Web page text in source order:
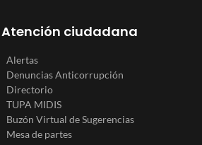
Atención ciudadana
Alertas
Denuncias Anticorrupción
Directorio
TUPA MIDIS
Buzón Virtual de Sugerencias
Mesa de partes